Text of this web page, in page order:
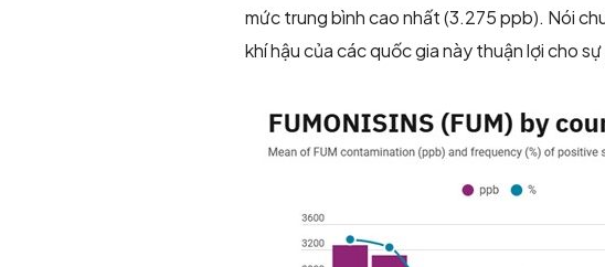
mức trung bình cao nhất (3.275 ppb). Nói
khí hậu của các quốc gia này thuận lợi cho